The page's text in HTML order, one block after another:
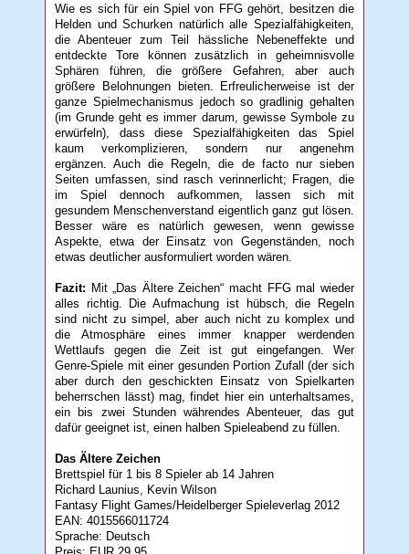
Wie es sich für ein Spiel von FFG gehört, besitzen die
Helden und Schurken natürlich alle Spezialfähigkeiten,
die Abenteuer zum Teil hässliche Nebeneffekte und
entdeckte Tore können zusätzlich in geheimnisvolle
Sphären führen, die größere Gefahren, aber auch
größere Belohnungen bieten. Erfreulicherweise ist der
ganze Spielmechanismus jedoch so gradlinig gehalten
(im Grunde geht es immer darum, gewisse Symbole zu
erwürfeln), dass diese Spezialfähigkeiten das Spiel
kaum verkomplizieren, sondern nur angenehm
ergänzen. Auch die Regeln, die de facto nur sieben
Seiten umfassen, sind rasch verinnerlicht; Fragen, die
im Spiel dennoch aufkommen, lassen sich mit
gesundem Menschenverstand eigentlich ganz gut lösen.
Besser wäre es natürlich gewesen, wenn gewisse
Aspekte, etwa der Einsatz von Gegenständen, noch
etwas deutlicher ausformuliert worden wären.
Fazit: Mit „Das Ältere Zeichen“ macht FFG mal wieder
alles richtig. Die Aufmachung ist hübsch, die Regeln
sind nicht zu simpel, aber auch nicht zu komplex und
die Atmosphäre eines immer knapper werdenden
Wettlaufs gegen die Zeit ist gut eingefangen. Wer
Genre-Spiele mit einer gesunden Portion Zufall (der sich
aber durch den geschickten Einsatz von Spielkarten
beherrschen lässt) mag, findet hier ein unterhaltsames,
ein bis zwei Stunden währendes Abenteuer, das gut
dafür geeignet ist, einen halben Spieleabend zu füllen.
Das Ältere Zeichen
Brettspiel für 1 bis 8 Spieler ab 14 Jahren
Richard Launius, Kevin Wilson
Fantasy Flight Games/Heidelberger Spieleverlag 2012
EAN: 4015566011724
Sprache: Deutsch